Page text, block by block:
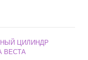
ЦИЛИНДР
ВЕСТА